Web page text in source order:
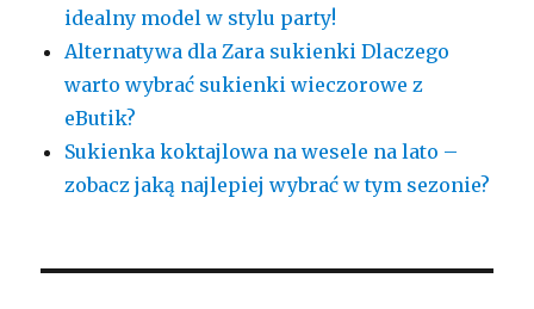
idealny model w stylu party!
Alternatywa dla Zara sukienki Dlaczego
warto wybrać sukienki wieczorowe z
eButik?
Sukienka koktajlowa na wesele na lato –
zobacz jaką najlepiej wybrać w tym sezonie?